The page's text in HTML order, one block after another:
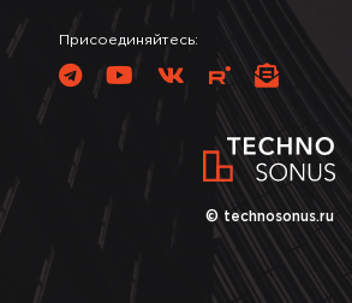
© technosonus.ru
Присоединяйтесь: